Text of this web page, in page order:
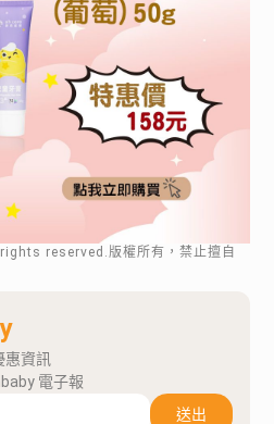
reserved.版權所有，禁止擅自
資訊
電子報
送出